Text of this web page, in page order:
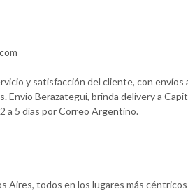
y satisfacción del cliente, con
Berazategui, brinda delivery a
a 5 días por Correo Argentino.
todos en los lugares más